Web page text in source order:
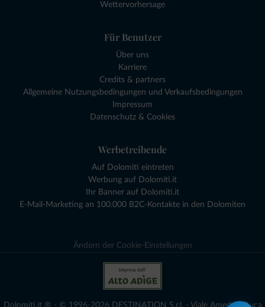
Wettervorhersage
Für Benutzer
Über uns
Karriere
Credits & partners
Allgemeine Nutzungsbedingungen und Verkaufsbedingungen
Impressum
Datenschutz & Cookies
Werbetreibende
Auf Dolomiti eintreten
Werbung auf Dolomiti.it
Ihr Banner auf Dolomiti.it
E-Mail-Marketing an 100.000 B2C-Kontakte in den Dolomiten
Ändern der Cookie-Einstellungen
Dolomiti.it ® - © 1996-2026 DESTINATION S.r.l. - Viale Amedeo Duca